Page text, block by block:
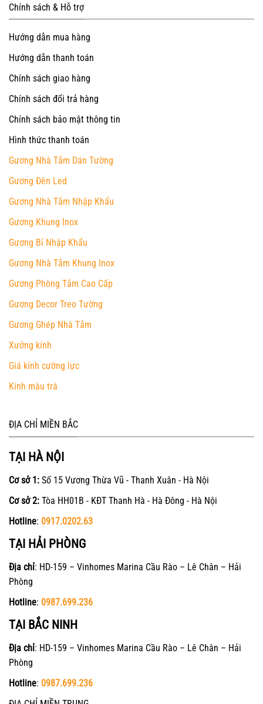
Chính sách & Hỗ trợ
Hướng dẫn mua hàng
Hướng dẫn thanh toán
Chính sách giao hàng
Chính sách đổi trả hàng
Chính sách bảo mật thông tin
Hình thức thanh toán
Gương Nhà Tắm Dán Tường
Gương Đèn Led
Gương Nhà Tắm Nhập Khẩu
Gương Khung Inox
Gương Bỉ Nhập Khẩu
Gương Nhà Tắm Khung Inox
Gương Phòng Tắm Cao Cấp
Gương Decor Treo Tường
Gương Ghép Nhà Tắm
Xưởng kính
Giá kính cường lực
Kính màu trà
ĐỊA CHỈ MIỀN BẮC
TẠI HÀ NỘI
Cơ sở 1: Số 15 Vương Thừa Vũ - Thanh Xuân - Hà Nội
Cơ sở 2: Tòa HH01B - KĐT Thanh Hà - Hà Đông - Hà Nội
Hotline: 0917.0202.63
TẠI HẢI PHÒNG
Địa chỉ: HD-159 – Vinhomes Marina Cầu Rào – Lê Chân – Hải
Phòng
Hotline: 0987.699.236
TẠI BẮC NINH
Địa chỉ: HD-159 – Vinhomes Marina Cầu Rào – Lê Chân – Hải
Phòng
Hotline: 0987.699.236